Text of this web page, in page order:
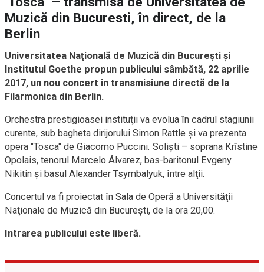
Muzică din Bucuresti, în direct, de la
Berlin
Universitatea Naţională de Muzică din Bucureşti şi
Institutul Goethe propun publicului sâmbătă, 22 aprilie
2017, un nou concert în transmisiune directă de la
Filarmonica din Berlin.
Orchestra prestigioasei instituţii va evolua în cadrul stagiunii
curente, sub bagheta dirijorului Simon Rattle şi va prezenta
opera "Tosca" de Giacomo Puccini. Solişti – soprana Krīstine
Opolais, tenorul Marcelo Álvarez, bas-baritonul Evgeny
Nikitin şi basul Alexander Tsymbalyuk, între alţii.
Concertul va fi proiectat în Sala de Operă a Universităţii
Naţionale de Muzică din Bucureşti, de la ora 20,00.
Intrarea publicului este liberă.